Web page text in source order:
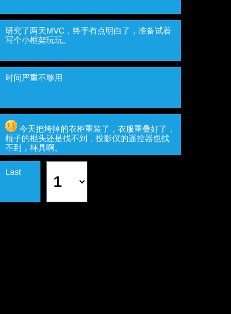
研究了两天MVC，终于有点明白了，准备试着
写个小框架玩玩。
时间严重不够用
今天把垮掉的衣柜重装了，衣服重叠好了，
棍子的棍头还是找不到，投影仪的遥控器也找
不到，杯具啊。
Last